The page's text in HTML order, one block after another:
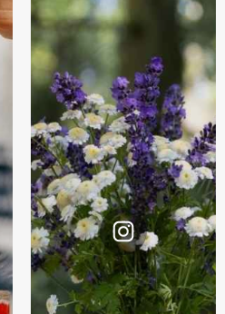
Instagram
@zivuchakombucha